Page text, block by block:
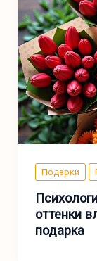
Подарки
оттенки
подарка